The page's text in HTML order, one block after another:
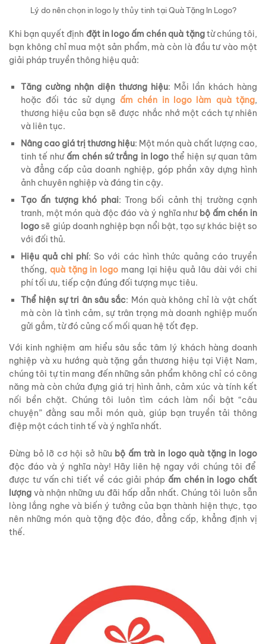
Lý do nên chọn in logo ly thủy tinh tại Quà Tặng In Logo?
Khi bạn quyết định đặt in logo ấm chén quà tặngtừ chúng tôi,
bạn không chỉ mua một sản phẩm, mà còn là đầu tư vào một
giải pháp truyền thông hiệu quả:
Tăng cường nhận diện thương hiệu: Mỗi lần khách hàng
hoặc đối tác sử dụng ấm chén in logo làm quà tặng,
thương hiệu của bạn sẽ được nhắc nhớ một cách tự nhiên
và liên tục.
Nâng cao giá trị thương hiệu: Một món quà chất lượng cao,
tinh tế như ấm chén sứ trắng in logothể hiện sự quan tâm
và đẳng cấp của doanh nghiệp, góp phần xây dựng hình
ảnh chuyên nghiệp và đáng tin cậy.
Tạo ấn tượng khó phai: Trong bối cảnh thị trường cạnh
tranh, một món quà độc đáo và ý nghĩa như bộ ấm chén in
logo sẽ giúp doanh nghiệp bạn nổi bật, tạo sự khác biệt so
với đối thủ.
Hiệu quả chi phí: So với các hình thức quảng cáo truyền
thống, quà tặng in logo mang lại hiệu quả lâu dài với chi
phí tối ưu, tiếp cận đúng đối tượng mục tiêu.
Thể hiện sự tri ân sâu sắc: Món quà không chỉ là vật chất
mà còn là tình cảm, sự trân trọng mà doanh nghiệp muốn
gửi gắm, từ đó củng cố mối quan hệ tốt đẹp.
Với kinh nghiệm am hiểu sâu sắc tâm lý khách hàng doanh
nghiệp và xu hướng quà tặng gắn thương hiệu tại Việt Nam,
chúng tôi tự tin mang đến những sản phẩm không chỉ có công
năng mà còn chứa đựng giá trị hình ảnh, cảm xúc và tính kết
nối bền chặt. Chúng tôi luôn tìm cách làm nổi bật “câu
chuyện” đằng sau mỗi món quà, giúp bạn truyền tải thông
điệp một cách tinh tế và ý nghĩa nhất.
Đừng bỏ lỡ cơ hội sở hữu bộ ấm trà in logo quà tặng in logo
độc đáo và ý nghĩa này! Hãy liên hệ ngay với chúng tôi để
được tư vấn chi tiết về các giải pháp ấm chén in logo chất
lượng và nhận những ưu đãi hấp dẫn nhất. Chúng tôi luôn sẵn
lòng lắng nghe và biến ý tưởng của bạn thành hiện thực, tạo
nên những món quà tặng độc đáo, đẳng cấp, khẳng định vị
thế.